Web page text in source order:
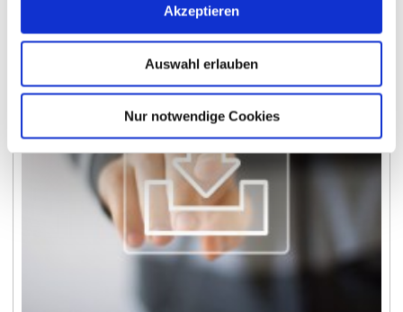
Akzeptieren
Auswahl erlauben
Nur notwendige Cookies